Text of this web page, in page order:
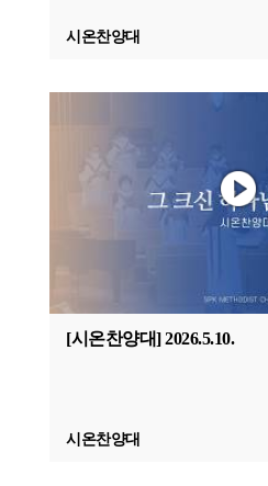
시온찬양대
[시온찬양대] 2026.5.10.
시온찬양대